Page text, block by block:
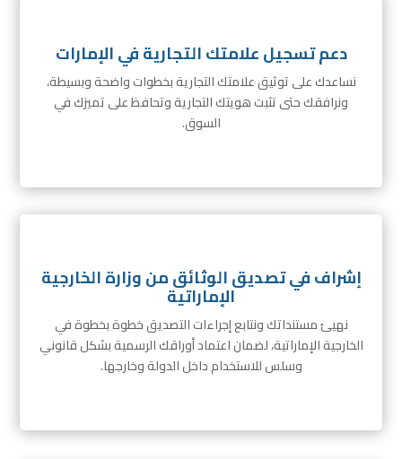
دعم تسجيل علامتك التجارية في الإمارات
نساعدك على توثيق علامتك التجارية بخطوات واضحة وبسيطة،
ونرافقك حتى تثبت هويتك التجارية وتحافظ على تميزك في
السوق.
إشراف في تصديق الوثائق من وزارة الخارجية
الإماراتية
نهيئ مستنداتك ونتابع إجراءات التصديق خطوة بخطوة في
الخارجية الإماراتية، لضمان اعتماد أوراقك الرسمية بشكل قانوني
وسلس للاستخدام داخل الدولة وخارجها.